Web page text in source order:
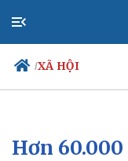
/XÃ HỘI
Chính trị
Hơn